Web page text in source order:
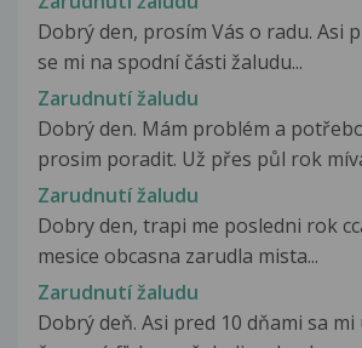
Dobrý den, prosím Vás o radu. Asi
se mi na spodní části žaludu...
Zarudnutí žaludu
Dobrý den. Mám problém a
prosim poradit. Už přes půl rok
Zarudnutí žaludu
Dobry den, trapi me posledni rok
mesice obcasna zarudla mista...
Zarudnutí žaludu
Dobrý deň. Asi pred 10 dňami sa